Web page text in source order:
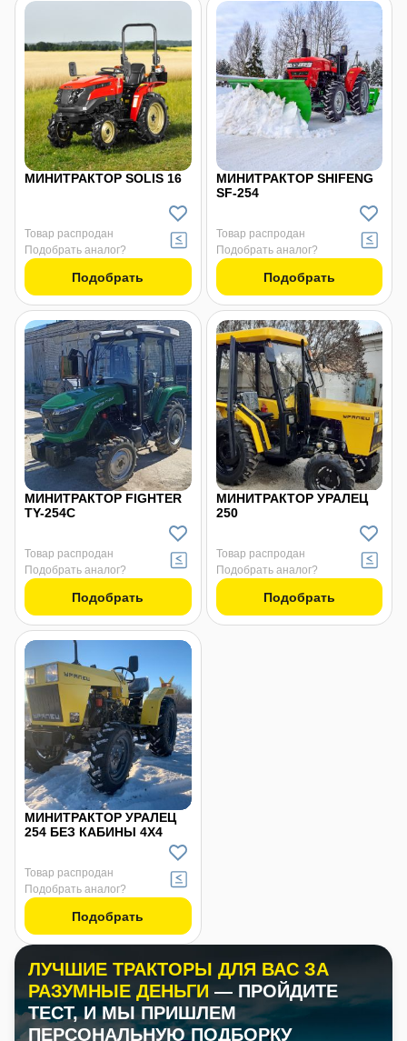
МИНИТРАКТОР SOLIS 16
Товар распродан
Подобрать аналог?
Подобрать
МИНИТРАКТОР SHIFENG
SF-254
Товар распродан
Подобрать аналог?
Подобрать
МИНИТРАКТОР FIGHTER
TY-254С
Товар распродан
Подобрать аналог?
Подобрать
МИНИТРАКТОР УРАЛЕЦ
250
Товар распродан
Подобрать аналог?
Подобрать
МИНИТРАКТОР УРАЛЕЦ
254 БЕЗ КАБИНЫ 4Х4
Товар распродан
Подобрать аналог?
Подобрать
ЛУЧШИЕ ТРАКТОРЫ ДЛЯ ВАС ЗА
РАЗУМНЫЕ ДЕНЬГИ — ПРОЙДИТЕ
ТЕСТ, И МЫ ПРИШЛЕМ
ПЕРСОНАЛЬНУЮ ПОДБОРКУ